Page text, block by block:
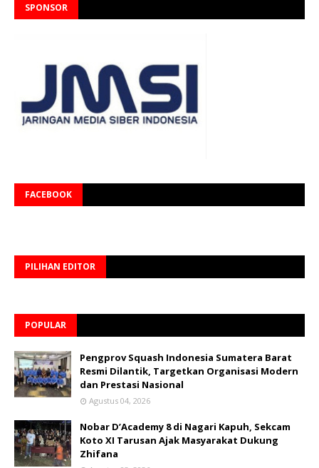
SPONSOR
FACEBOOK
PILIHAN EDITOR
POPULAR
Pengprov Squash Indonesia Sumatera Barat
Resmi Dilantik, Targetkan Organisasi Modern
dan Prestasi Nasional
Agustus 04, 2026
Nobar D’Academy 8 di Nagari Kapuh, Sekcam
Koto XI Tarusan Ajak Masyarakat Dukung
Zhifana